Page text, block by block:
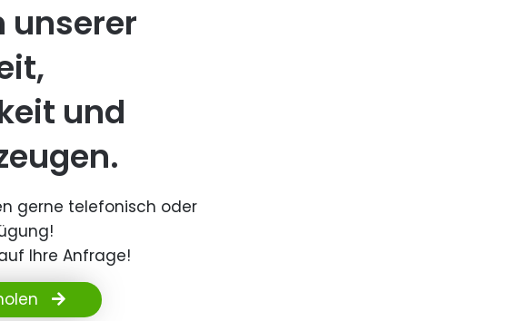
unserer
und
gerne telefonisch oder
Ihre Anfrage!